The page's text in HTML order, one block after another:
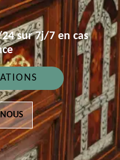
sur 7j/7 en cas